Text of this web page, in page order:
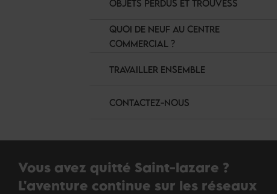
OBJETS PERDUS ET TROUVÉSS
QUOI DE NEUF AU CENTRE
COMMERCIAL ?
TRAVAILLER ENSEMBLE
CONTACTEZ-NOUS
Vous avez quitté Saint-lazare ?
L'aventure continue sur les réseaux